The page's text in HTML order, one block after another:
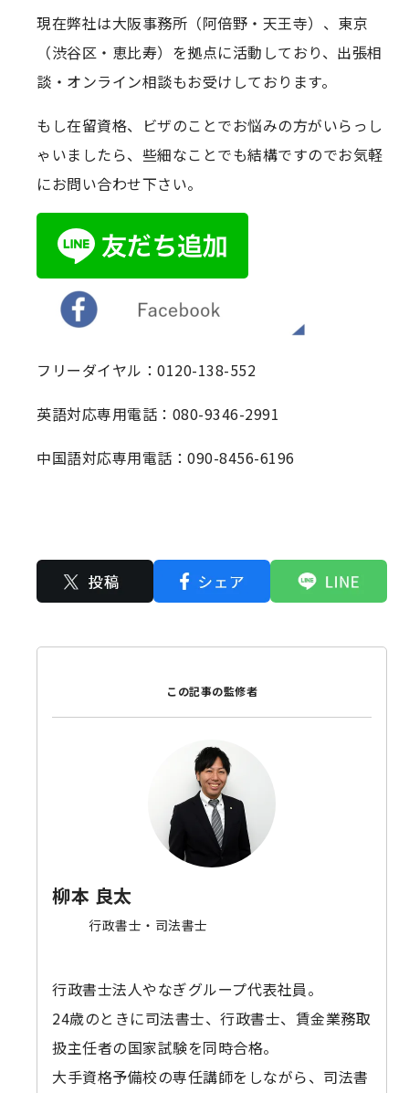
現在弊社は大阪事務所（阿倍野・天王寺）、東京
（渋谷区・恵比寿）を拠点に活動しており、出張相
談・オンライン相談もお受けしております。
もし在留資格、ビザのことでお悩みの方がいらっし
ゃいましたら、些細なことでも結構ですのでお気軽
にお問い合わせ下さい。
フリーダイヤル：0120-138-552
英語対応専用電話：080-9346-2991
中国語対応専用電話：090-8456-6196
この記事の監修者
柳本 良太
行政書士・司法書士
行政書士法人やなぎグループ代表社員。
24歳のときに司法書士、行政書士、賃金業務取
扱主任者の国家試験を同時合格。
大手資格予備校の専任講師をしながら、司法書